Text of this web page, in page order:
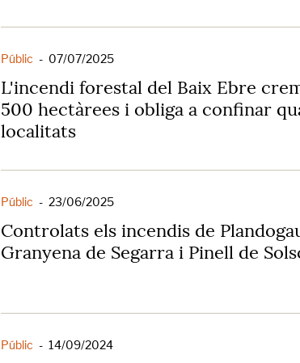
Públic - 07/07/2025
L'incendi forestal del Baix Ebre
500 hectàrees i obliga a confinar
localitats
Públic - 23/06/2025
Controlats els incendis de
Granyena de Segarra i Pinell de
Públic - 14/09/2024